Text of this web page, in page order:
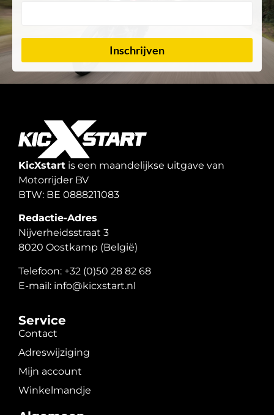
Inschrijven
KicXstart is een maandelijkse uitgave van
Motorrijder BV
BTW: BE 0888211083
Redactie-Adres
Nijverheidsstraat 3
8020 Oostkamp (België)
Telefoon: +32 (0)50 28 82 68
E-mail: info@kicxstart.nl
Service
Contact
Adreswijziging
Mijn account
Winkelmandje